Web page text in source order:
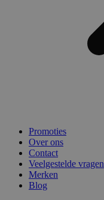
Promoties
Over ons
Contact
Veelgestelde vragen
Merken
Blog